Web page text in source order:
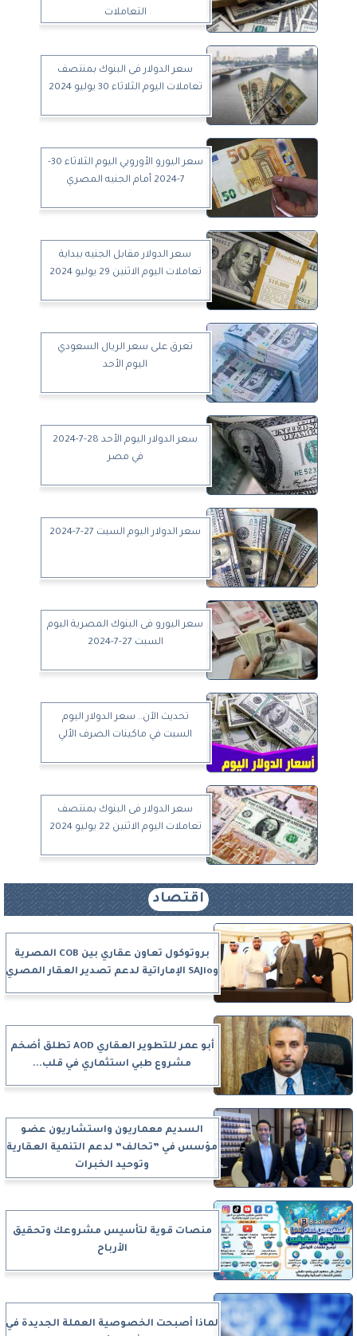
التعاملات
سعر الدولار فى البنوك بمنتصف
تعاملات اليوم الثلاثاء 30 يوليو 2024
سعر اليورو الأوروبي اليوم الثلاثاء 30-
7-2024 أمام الجنيه المصري
سعر الدولار مقابل الجنيه ببداية
تعاملات اليوم الاثنين 29 يوليو 2024
تعرق على سعر الريال السعودي
اليوم الأحد
سعر الدولار اليوم الأحد 28-7-2024
في مصر
سعر الدولار اليوم السبت 27-7-2024
سعر اليورو فى البنوك المصرية اليوم
السبت 27-7-2024
تحديث الآن.. سعر الدولار اليوم
السبت في ماكينات الصرف الألي
سعر الدولار فى البنوك بمنتصف
تعاملات اليوم الاثنين 22 يوليو 2024
اقتصاد
بروتوكول تعاون عقاري بين COB المصرية
وSAJio الإماراتية لدعم تصدير العقار المصري
أبو عمر للتطوير العقاري AOD تطلق أضخم
مشروع طبي استثماري في قلب...
السديم معماريون واستشاريون عضو
مؤسس في ”تحالف” لدعم التنمية العقارية
وتوحيد الخبرات
منصات قوية لتأسيس مشروعك وتحقيق
الأرباح
لماذا أصبحت الخصوصية العملة الجديدة في